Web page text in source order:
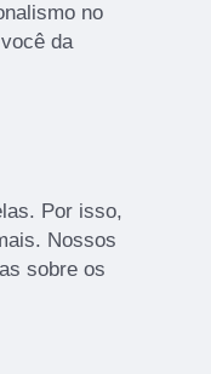
no
da
Por isso,
Nossos
sobre os